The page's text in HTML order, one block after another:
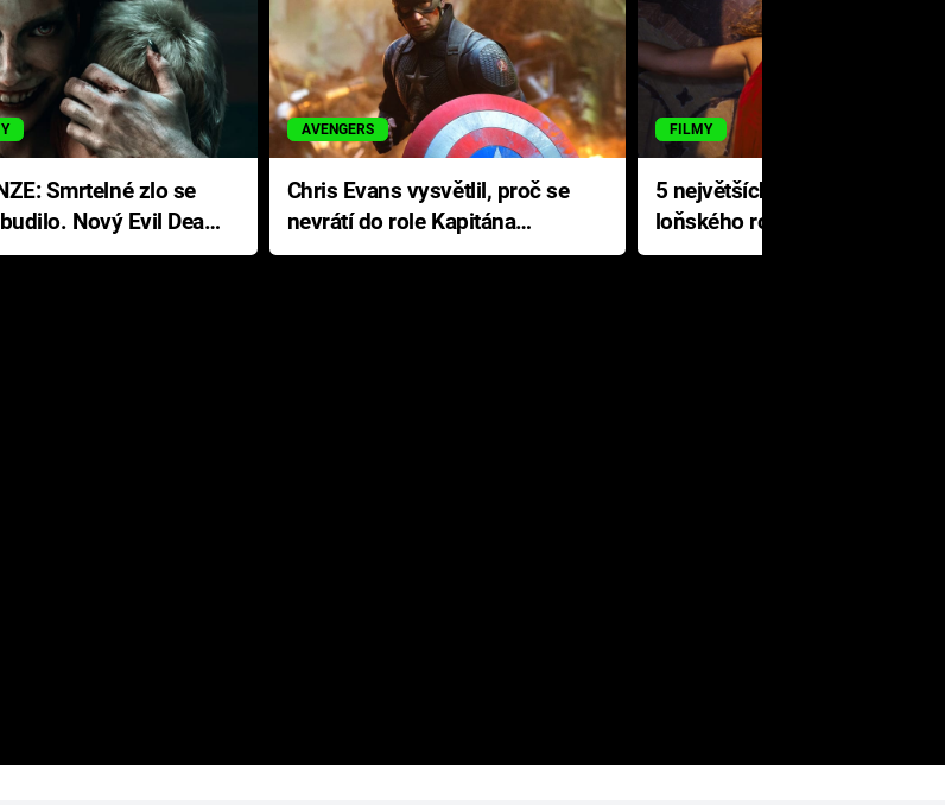
Nový Evil Dead
neodolatelnou
AVENGERS
Chris Evans vysvětlil, proč se
nevrátí do role Kapitána
Ameriky
FILMY
5 největších propadáků
loňského roku: Disney na
jediné katastrofě prodělal 200